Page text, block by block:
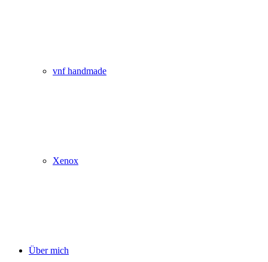
vnf handmade
Xenox
Über mich